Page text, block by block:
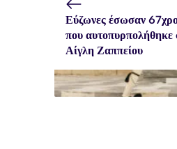
Εύζωνες έσωσαν
που αυτοπυρπολήθηκε
Αίγλη Ζαππείου